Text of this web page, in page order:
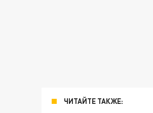
ЧИТАЙТЕ ТАКЖЕ: